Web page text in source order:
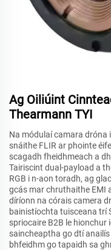
Ag Oiliúint
Thearmann TYI
Na módulaí camara dróna
snáithe FLIR ar phointe
scagadh fheidhmeach a
Tairiscint dual-payload a
RGB i n-aon toradh, ag
gcás mar chruthaithe EMI
díríonn na córais camera
bainistíochta tuisceana trí
spriocaire B2B le
saincheaptha go dtí
bhfeidhm go tapaidh sa